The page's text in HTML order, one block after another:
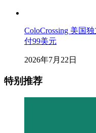
ColoCrossing 美国
付99美元
2026年7月22日
特别推荐